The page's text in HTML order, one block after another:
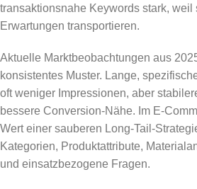
transaktionsnahe Keywords stark, weil
Erwartungen transportieren.
Aktuelle Marktbeobachtungen aus
konsistentes Muster. Lange,
oft weniger Impressionen, aber
bessere Conversion-Nähe. Im E-
Wert einer sauberen Long-Tail-
Kategorien, Produktattribute,
und einsatzbezogene Fragen.